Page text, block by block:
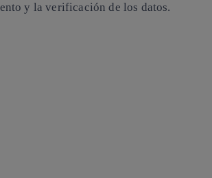
y la verificación de los datos.